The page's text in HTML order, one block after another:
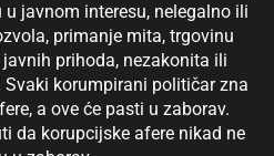
javnom interesu, nelegalno ili
primanje mita, trgovinu
prihoda, nezakonita ili
korumpirani političar zna
a ove će pasti u zaborav.
da korupcijske afere nikad ne